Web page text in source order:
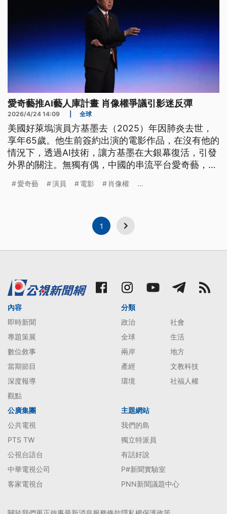
愛奇藝推AI藝人庫計畫 肖像權爭議引影迷反彈
2026/4/24 14:09 全球
美國好萊塢演員方基墨去（2025）年因肺炎去世，
享年65歲。他生前簽約出演的電影作品，在沒有他的
情況下，透過AI技術，讓方基墨在大銀幕復活，引發
外界的關注。無獨有偶，中國的串流平台愛奇藝，日
獲得上百名的藝人肖像授權，結果也引爆影迷們的反
愛奇藝 演員 電影 肖像權 ...
1
內容
即時新聞
專題策展
數位敘事
當期節目
深度報導
觀點
分類
政治
社會
全球
生活
兩岸
地方
產經
文教科技
環境
社福人權
公廣集團
公共電視
PTS TW
公視台語台
中華電視公司
客家電視台
主題網站
我們的島
獨立特派員
有話好說
P#新聞實驗室
PNN新聞議題中心